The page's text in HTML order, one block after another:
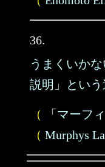
36.
うまくいか
説明」という
（ 「マーフ
（ Murphys